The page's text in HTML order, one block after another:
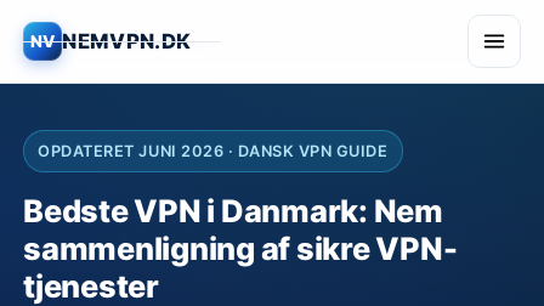
NV NEMVPN.DK
Anmeldelser
Sikkerhed
Streaming
OPDATERET JUNI 2026 · DANSK VPN GUIDE
Bedste VPN i Danmark: Nem
sammenligning af sikre VPN-
tjenester